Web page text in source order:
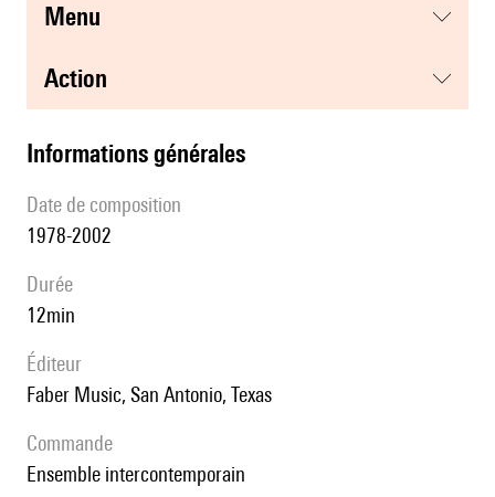
menu
action
informations générales
date de composition
1978-2002
durée
12min
éditeur
Faber Music, San Antonio, Texas
Commande
Ensemble intercontemporain